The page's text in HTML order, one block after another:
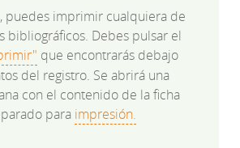
puedes imprimir cualquiera de
bibliográficos. Debes pulsar el
que encontrarás debajo
del registro. Se abrirá una
con el contenido de la ficha
para impresión.